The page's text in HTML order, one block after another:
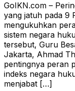
GoIKN.com –
yang jatuh pada 9
mengukuhkan
sistem negara
tersebut, Guru
Jakarta, Ahmad
pentingnya peran
indeks negara
menjabat […]